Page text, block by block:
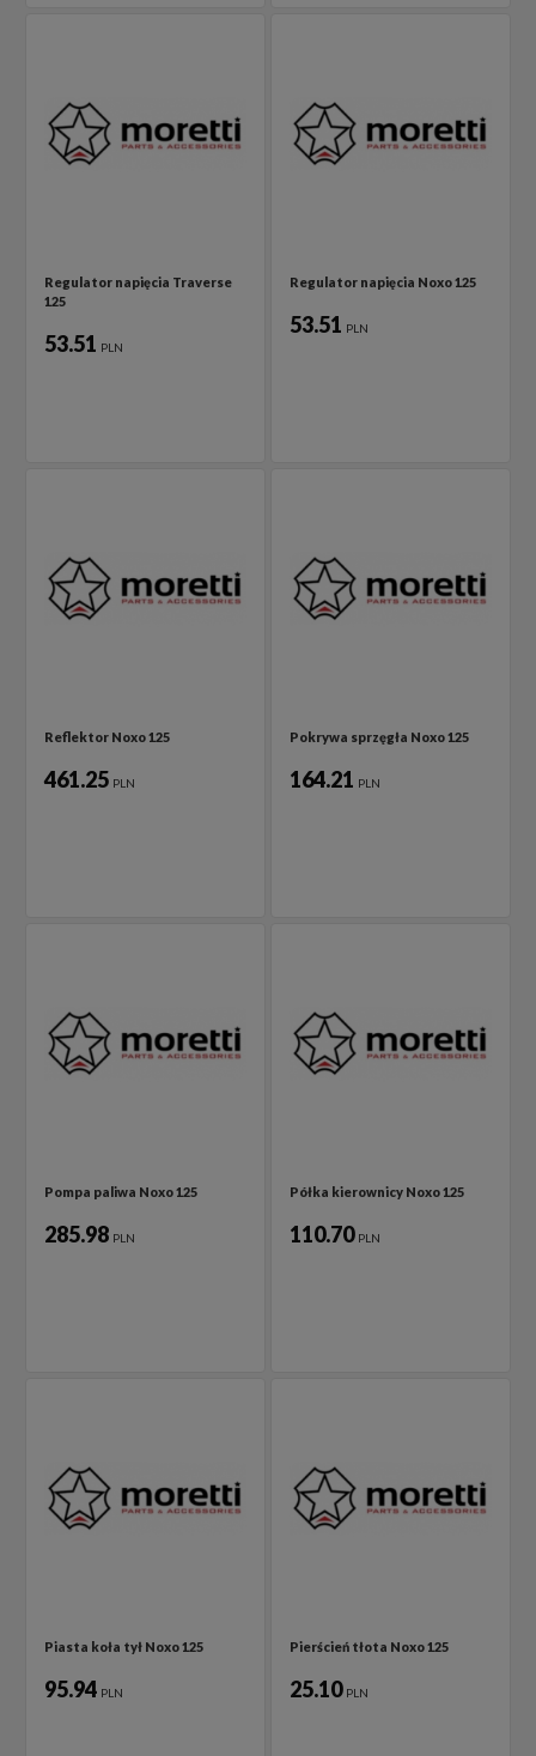
Regulator napięcia Traverse
125
53.51 PLN
Regulator napięcia Noxo 125
53.51 PLN
Reflektor Noxo 125
461.25 PLN
Pokrywa sprzęgła Noxo 125
164.21 PLN
Pompa paliwa Noxo 125
285.98 PLN
Półka kierownicy Noxo 125
110.70 PLN
Piasta koła tył Noxo 125
95.94 PLN
Pierścień tłota Noxo 125
25.10 PLN